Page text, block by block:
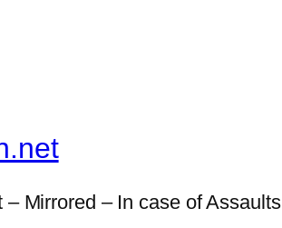
Mirrored – In case of Assaults